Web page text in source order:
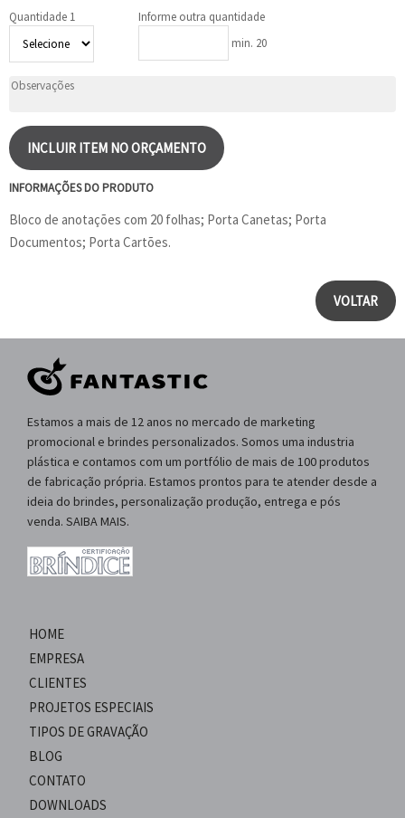
Quantidade 1
Informe outra quantidade
min. 20
INCLUIR ITEM NO ORÇAMENTO
INFORMAÇÕES DO PRODUTO
Bloco de anotações com 20 folhas; Porta Canetas; Porta
Documentos; Porta Cartões.
VOLTAR
Estamos a mais de 12 anos no mercado de marketing
promocional e brindes personalizados. Somos uma industria
plástica e contamos com um portfólio de mais de 100 produtos
de fabricação própria. Estamos prontos para te atender desde a
ideia do brindes, personalização produção, entrega e pós
venda. SAIBA MAIS.
HOME
EMPRESA
CLIENTES
PROJETOS ESPECIAIS
TIPOS DE GRAVAÇÃO
BLOG
CONTATO
DOWNLOADS